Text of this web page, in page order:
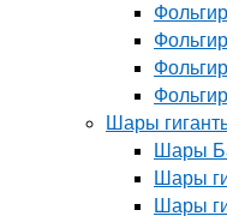
Шары
Шары
Шары
Шары